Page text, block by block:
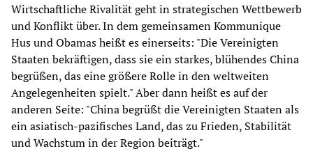
Wirtschaftliche Rivalität geht in strategischen Wettbewerb
und Konflikt über. In dem gemeinsamen Kommunique
Hus und Obamas heißt es einerseits: "Die Vereinigten
Staaten bekräftigen, dass sie ein starkes, blühendes China
begrüßen, das eine größere Rolle in den weltweiten
Angelegenheiten spielt." Aber dann heißt es auf der
anderen Seite: "China begrüßt die Vereinigten Staaten als
ein asiatisch-pazifisches Land, das zu Frieden, Stabilität
und Wachstum in der Region beiträgt."